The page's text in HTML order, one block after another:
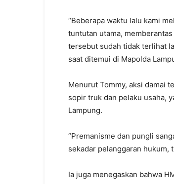
“Beberapa waktu lalu kami
tuntutan utama,
tersebut sudah tidak terlihat
saat ditemui di Mapolda
Menurut Tommy, aksi damai
sopir truk dan pelaku usaha,
Lampung.
“Premanisme dan pungli
sekadar pelanggaran hukum,
Ia juga menegaskan bahwa